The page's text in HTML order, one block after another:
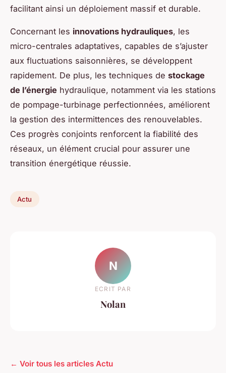
facilitant ainsi un déploiement massif et durable.
Concernant les innovations hydrauliques, les
micro-centrales adaptatives, capables de s’ajuster
aux fluctuations saisonnières, se développent
rapidement. De plus, les techniques de stockage
de l’énergie hydraulique, notamment via les stations
de pompage-turbinage perfectionnées, améliorent
la gestion des intermittences des renouvelables.
Ces progrès conjoints renforcent la fiabilité des
réseaux, un élément crucial pour assurer une
transition énergétique réussie.
Actu
N
ECRIT PAR
Nolan
← Voir tous les articles Actu